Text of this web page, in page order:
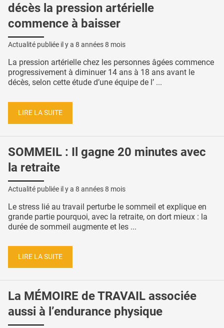
décès la pression artérielle
commence à baisser
Actualité publiée il y a 8 années 8 mois
La pression artérielle chez les personnes âgées commence
progressivement à diminuer 14 ans à 18 ans avant le
décès, selon cette étude d’une équipe de l’ ...
LIRE LA SUITE
SOMMEIL : Il gagne 20 minutes avec
la retraite
Actualité publiée il y a 8 années 8 mois
Le stress lié au travail perturbe le sommeil et explique en
grande partie pourquoi, avec la retraite, on dort mieux : la
durée de sommeil augmente et les ...
LIRE LA SUITE
La MÉMOIRE de TRAVAIL associée
aussi à l’endurance physique